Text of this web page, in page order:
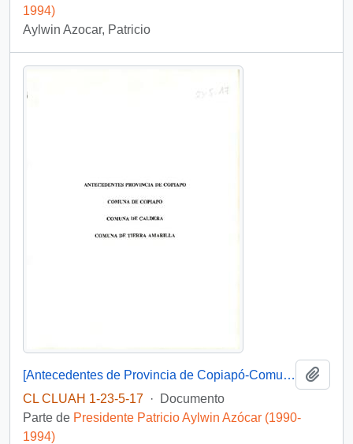
1994)
Aylwin Azocar, Patricio
[Antecedentes de Provincia de Copiapó-Comuna de Copiapó, Caldera. Tierra Amarilla].
CL CLUAH 1-23-5-17 ·
Documento
Parte de Presidente Patricio Aylwin Azócar (1990-
1994)